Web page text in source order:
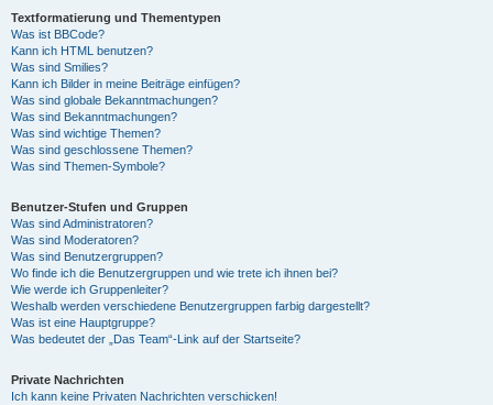
Textformatierung und Thementypen
Was ist BBCode?
Kann ich HTML benutzen?
Was sind Smilies?
Kann ich Bilder in meine Beiträge einfügen?
Was sind globale Bekanntmachungen?
Was sind Bekanntmachungen?
Was sind wichtige Themen?
Was sind geschlossene Themen?
Was sind Themen-Symbole?
Benutzer-Stufen und Gruppen
Was sind Administratoren?
Was sind Moderatoren?
Was sind Benutzergruppen?
Wo finde ich die Benutzergruppen und wie trete ich ihnen bei?
Wie werde ich Gruppenleiter?
Weshalb werden verschiedene Benutzergruppen farbig dargestellt?
Was ist eine Hauptgruppe?
Was bedeutet der „Das Team“-Link auf der Startseite?
Private Nachrichten
Ich kann keine Privaten Nachrichten verschicken!